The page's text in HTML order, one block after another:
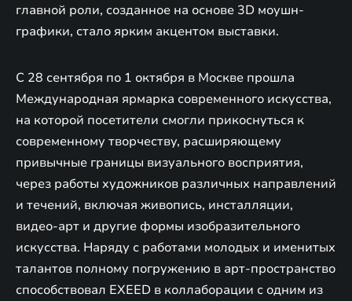
главной роли, созданное на основе 3D моушн-
графики, стало ярким акцентом выставки.
С 28 сентября по 1 октября в Москве прошла
Международная ярмарка современного искусства,
на которой посетители смогли прикоснуться к
современному творчеству, расширяющему
привычные границы визуального восприятия,
через работы художников различных направлений
и течений, включая живопись, инсталляции,
видео-арт и другие формы изобразительного
искусства. Наряду с работами молодых и именитых
талантов полному погружению в арт-пространство
способствовал EXEED в коллаборации с одним из